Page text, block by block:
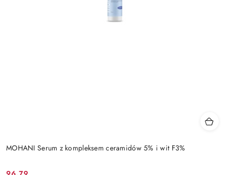
MOHANI Serum z kompleksem ceramidów 5% i wit F3%